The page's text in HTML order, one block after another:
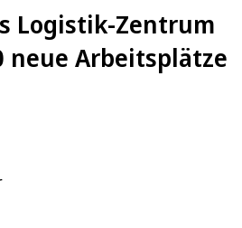
Logistik-Zentrum
neue Arbeitsplätze